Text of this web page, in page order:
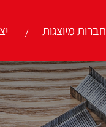
חברות מיוצגות